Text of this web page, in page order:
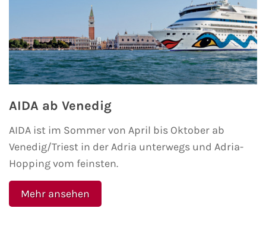
Mittelmeer-Kreuzfahrt
Kanaren-Kreuzfahrt
Karibik-Kreuzfahrt
Ostsee-Kreuzfahrt
Westeuropa-Kreuzfahrt
Norwegen-Kreuzfahrt
Orient-Kreuzfahrt
AIDA ab Venedig
AIDA ist im Sommer von April bis Oktober ab
Venedig/Triest in der Adria unterwegs und Adria-
Hopping vom feinsten.
Mehr ansehen